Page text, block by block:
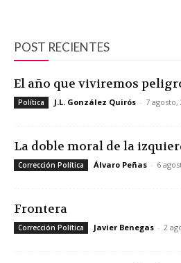
POST RECIENTES
El año que viviremos
Política J.L. González Quirós - 7 agosto,
La doble moral de la
Corrección Política Álvaro Peñas - 6
Frontera
Corrección Política Javier Benegas - 2